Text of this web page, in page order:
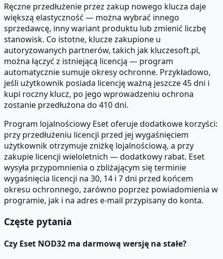
Ręczne przedłużenie przez zakup nowego klucza daje
większą elastyczność — można wybrać innego
sprzedawcę, inny wariant produktu lub zmienić liczbę
stanowisk. Co istotne, klucze zakupione u
autoryzowanych partnerów, takich jak kluczesoft.pl,
można łączyć z istniejącą licencją — program
automatycznie sumuje okresy ochronne. Przykładowo,
jeśli użytkownik posiada licencję ważną jeszcze 45 dni i
kupi roczny klucz, po jego wprowadzeniu ochrona
zostanie przedłużona do 410 dni.
Program lojalnościowy Eset oferuje dodatkowe korzyści:
przy przedłużeniu licencji przed jej wygaśnięciem
użytkownik otrzymuje zniżkę lojalnościową, a przy
zakupie licencji wieloletnich — dodatkowy rabat. Eset
wysyła przypomnienia o zbliżającym się terminie
wygaśnięcia licencji na 30, 14 i 7 dni przed końcem
okresu ochronnego, zarówno poprzez powiadomienia w
programie, jak i na adres e-mail przypisany do konta.
Częste pytania
Czy Eset NOD32 ma darmową wersję na stałe?